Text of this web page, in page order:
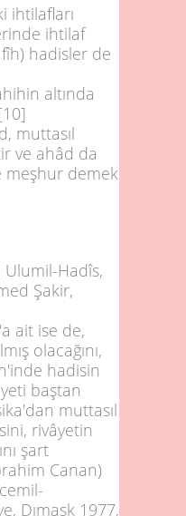
ihtilafları
ihtilaf
hadisler de
altında
muttasıl
ve ahâd da
meşhur demek
Hadîs,
Şakir,
ait ise de,
olacağını,
hadisin
baştan
muttasıl
rivâyetin
şart
Canan)
Dımaşk 1977,